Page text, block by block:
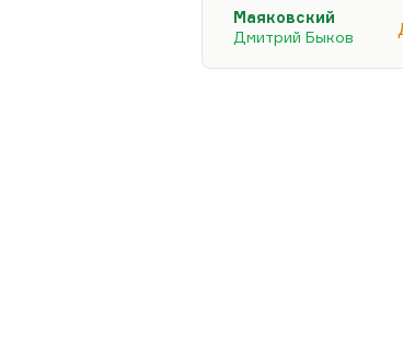
Или скажем
чудесную
Маяковский
Дмитрий Быков